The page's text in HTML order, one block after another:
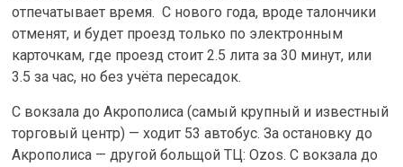
отпечатывает время. С нового года, вроде талончики
отменят, и будет проезд только по электронным
карточкам, где проезд стоит 2.5 лита за 30 минут, или
3.5 за час, но без учёта пересадок.
С вокзала до Акрополиса (самый крупный и известный
торговый центр) — ходит 53 автобус. За остановку до
Акрополиса — другой больщой ТЦ: Ozos. С вокзала до